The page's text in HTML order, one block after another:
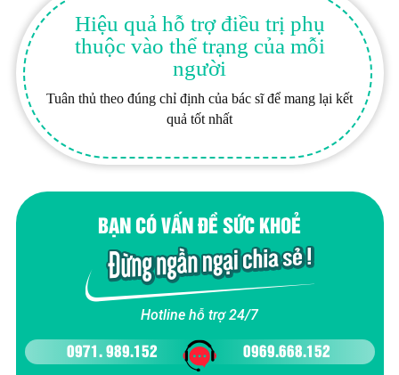
Hiệu quả hỗ trợ điều trị phụ
thuộc vào thể trạng của mỗi
người
Tuân thủ theo đúng chỉ định của bác sĩ để mang lại kết
quả tốt nhất
BẠN CÓ VẤN ĐỀ SỨC KHOẺ
Hotline hỗ trợ 24/7
0971. 989.152 0969.668.152